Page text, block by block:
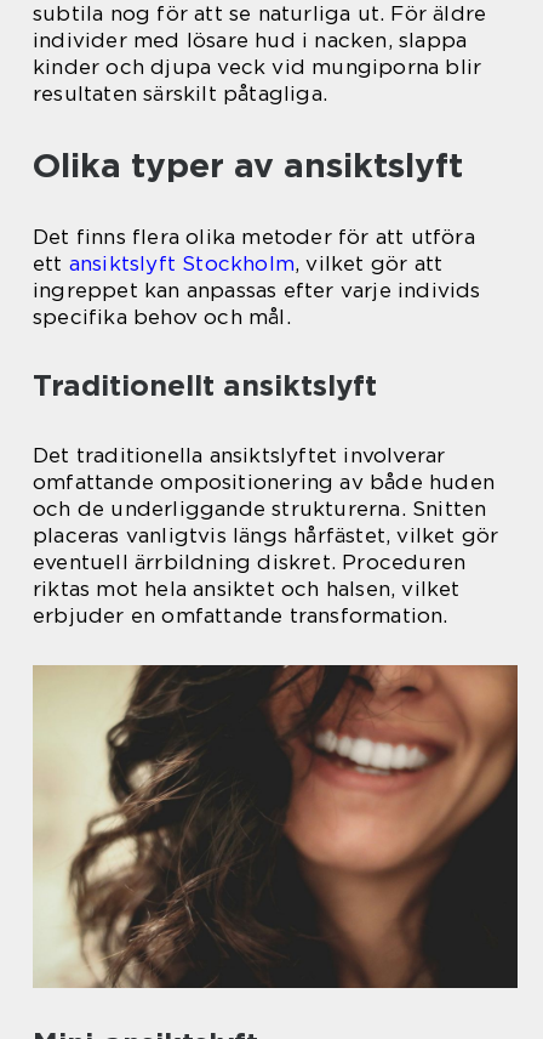
subtila nog för att se naturliga ut. För äldre
individer med lösare hud i nacken, slappa
kinder och djupa veck vid mungiporna blir
resultaten särskilt påtagliga.
Olika typer av ansiktslyft
Det finns flera olika metoder för att utföra
ett ansiktslyft Stockholm, vilket gör att
ingreppet kan anpassas efter varje individs
specifika behov och mål.
Traditionellt ansiktslyft
Det traditionella ansiktslyftet involverar
omfattande ompositionering av både huden
och de underliggande strukturerna. Snitten
placeras vanligtvis längs hårfästet, vilket gör
eventuell ärrbildning diskret. Proceduren
riktas mot hela ansiktet och halsen, vilket
erbjuder en omfattande transformation.